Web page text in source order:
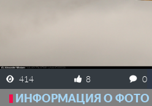
414 8 0
ИНФОРМАЦИЯ О ФОТО